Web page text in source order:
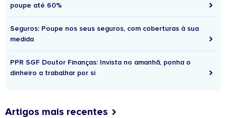
poupe até 60%
Seguros: Poupe nos seus seguros, com coberturas à sua
medida
PPR SGF Doutor Finanças: Invista no amanhã, ponha o
dinheiro a trabalhar por si
Artigos mais recentes